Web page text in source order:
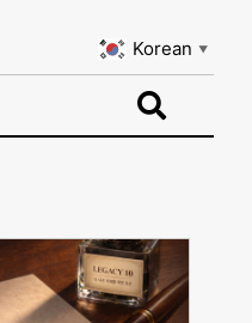
Korean ▼